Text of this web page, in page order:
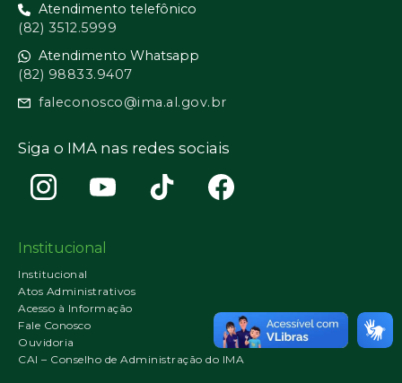
Atendimento telefônico
(82) 3512.5999
Atendimento Whatsapp
(82) 98833.9407
faleconosco@ima.al.gov.br
Siga o IMA nas redes sociais
Institucional
Institucional
Atos Administrativos
Acesso à Informação
Fale Conosco
Ouvidoria
CAI – Conselho de Administração do IMA